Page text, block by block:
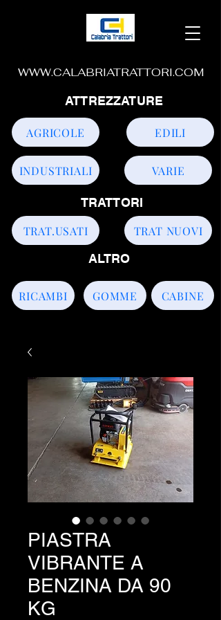
WWW.CALABRIATRATTORI.COM
TRAT.USATI TRAT NUOVI
INDUSTRIALI
AGRICOLE EDILI
VARIE
CABINE
GOMME
RICAMBI
ATTREZZATURE
TRATTORI
ALTRO
PIASTRA
VIBRANTE A
BENZINA DA 90
KG